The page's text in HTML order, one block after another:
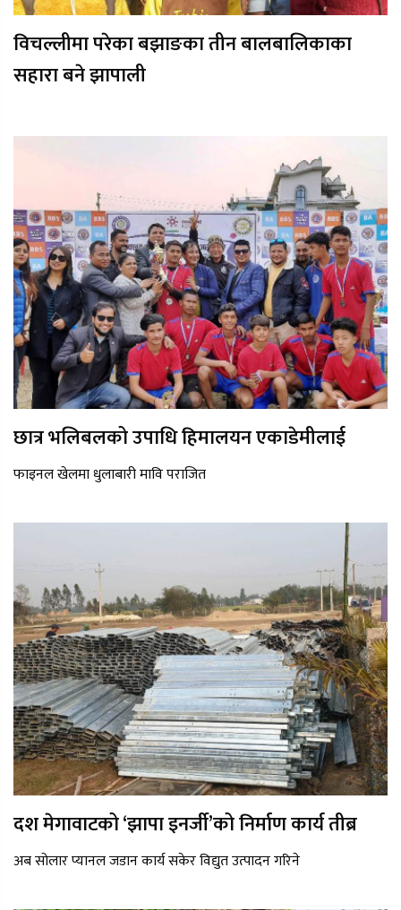
विचल्लीमा परेका बझाङका तीन बालबालिकाका
सहारा बने झापाली
छात्र भलिबलको उपाधि हिमालयन एकाडेमीलाई
फाइनल खेलमा धुलाबारी मावि पराजित
दश मेगावाटको ‘झापा इनर्जी’को निर्माण कार्य तीब्र
अब सोलार प्यानल जडान कार्य सकेर विद्युत उत्पादन गरिने